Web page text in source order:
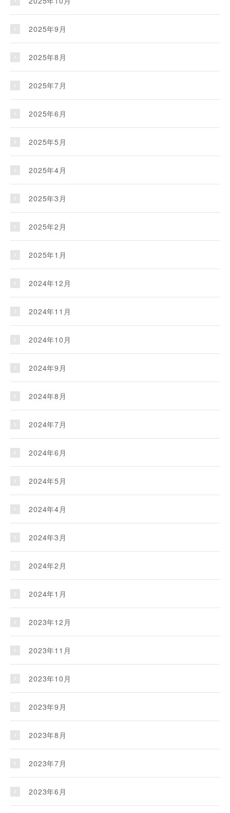
2025年9月
2025年8月
2025年7月
2025年6月
2025年5月
2025年4月
2025年3月
2025年2月
2025年1月
2024年12月
2024年11月
2024年10月
2024年9月
2024年8月
2024年7月
2024年6月
2024年5月
2024年4月
2024年3月
2024年2月
2024年1月
2023年12月
2023年11月
2023年10月
2023年9月
2023年8月
2023年7月
2023年6月